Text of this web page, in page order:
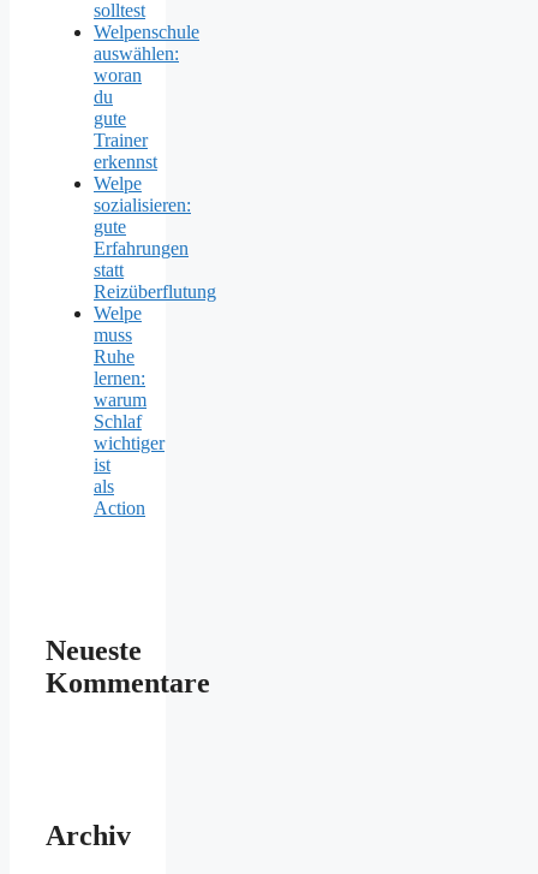
solltest
Welpenschule
auswählen:
woran
du
gute
Trainer
erkennst
Welpe
sozialisieren:
gute
Erfahrungen
statt
Reizüberflutung
Welpe
muss
Ruhe
lernen:
warum
Schlaf
wichtiger
ist
als
Action
Neueste
Kommentare
Archiv